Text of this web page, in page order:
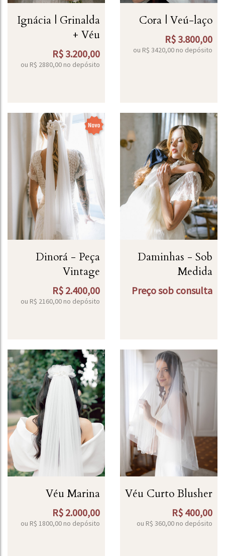
Ignácia | Grinalda
+ Véu
R$ 3.200,00
ou R$ 2880,00 no depósito
Cora | Veú-laço
R$ 3.800,00
ou R$ 3420,00 no depósito
Dinorá - Peça
Vintage
R$ 2.400,00
ou R$ 2160,00 no depósito
Daminhas - Sob
Medida
Preço sob consulta
Véu Marina
R$ 2.000,00
ou R$ 1800,00 no depósito
Véu Curto Blusher
R$ 400,00
ou R$ 360,00 no depósito